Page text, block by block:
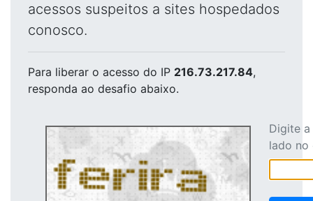
acessos suspeitos a sites hospedados
conosco.
Para liberar o acesso do IP 216.73.217.84,
responda ao desafio abaixo.
Digite
lado no